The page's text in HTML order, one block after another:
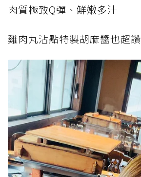
肉質極致Q彈、鮮嫩多汁
雞肉丸沾點特製胡麻醬也超讚